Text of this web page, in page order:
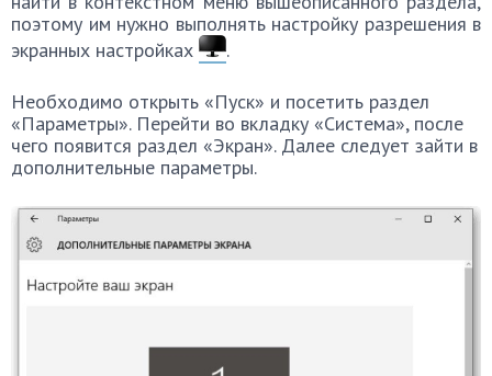
поэтому им нужно выполнять настройку разрешения в
экранных настройках
.
Необходимо открыть «Пуск» и посетить раздел
«Параметры». Перейти во вкладку «Система», после
чего появится раздел «Экран». Далее следует зайти в
дополнительные параметры.